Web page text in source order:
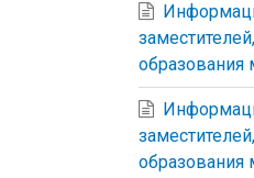
образования
образования